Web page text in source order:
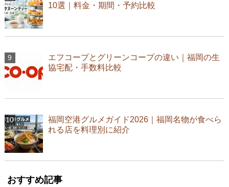
10選｜料金・期間・予約比較
エフコープとグリーンコープの違い｜福岡の生
協宅配・手数料比較
福岡空港グルメガイド2026｜福岡名物が食べら
れる店を料理別に紹介
おすすめ記事